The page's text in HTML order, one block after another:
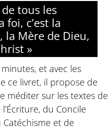
tous les
foi, c’est la
la Mère de Dieu,
»
et avec les
ce livret, il propose de
méditer sur les textes de
du Concile
Catéchisme et de